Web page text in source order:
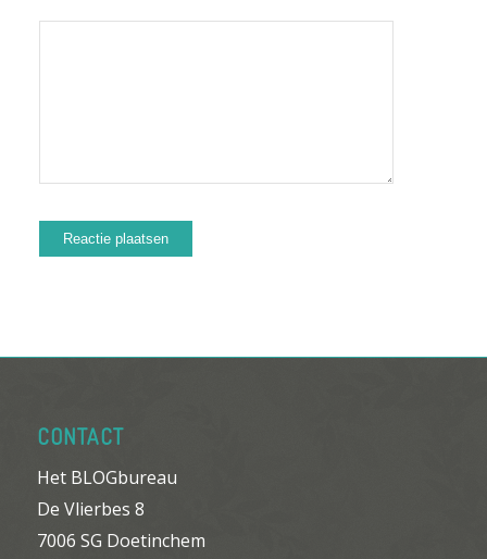
CONTACT
Het BLOGbureau
De Vlierbes 8
7006 SG Doetinchem